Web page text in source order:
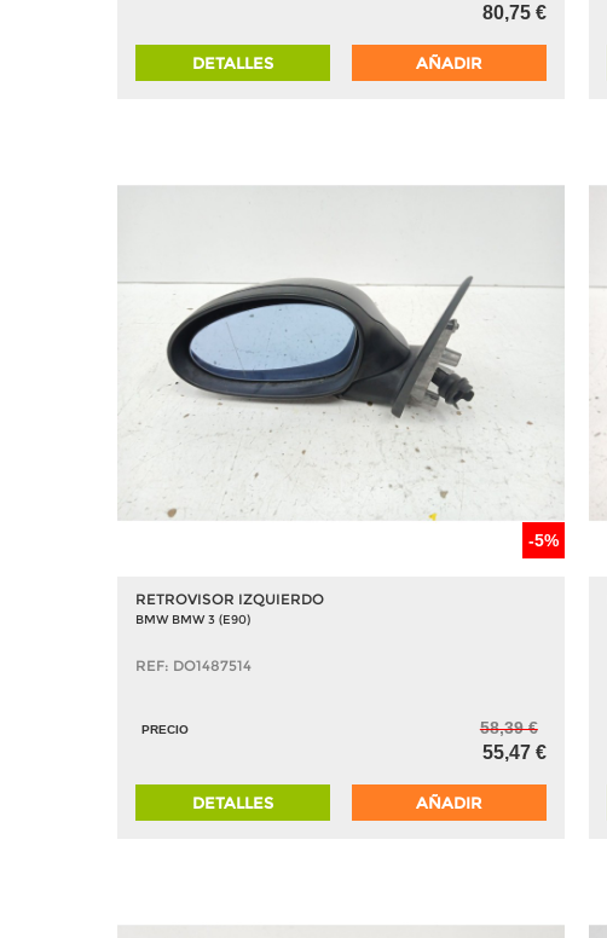
80,75 €
DETALLES AÑADIR
-5%
RETROVISOR IZQUIERDO
BMW BMW 3 (E90)
REF: DO1487514
PRECIO 58,39 €
55,47 €
DETALLES AÑADIR